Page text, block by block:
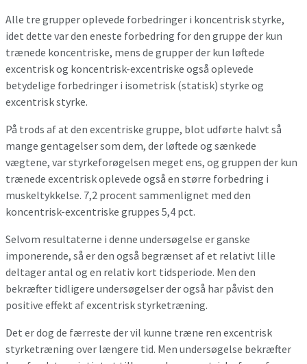
Alle tre grupper oplevede forbedringer i koncentrisk styrke,
idet dette var den eneste forbedring for den gruppe der kun
trænede koncentriske, mens de grupper der kun løftede
excentrisk og koncentrisk-excentriske også oplevede
betydelige forbedringer i isometrisk (statisk) styrke og
excentrisk styrke.
På trods af at den excentriske gruppe, blot udførte halvt så
mange gentagelser som dem, der løftede og sænkede
vægtene, var styrkeforøgelsen meget ens, og gruppen der kun
trænede excentrisk oplevede også en større forbedring i
muskeltykkelse. 7,2 procent sammenlignet med den
koncentrisk-excentriske gruppes 5,4 pct.
Selvom resultaterne i denne undersøgelse er ganske
imponerende, så er den også begrænset af et relativt lille
deltager antal og en relativ kort tidsperiode. Men den
bekræfter tidligere undersøgelser der også har påvist den
positive effekt af excentrisk styrketræning.
Det er dog de færreste der vil kunne træne ren excentrisk
styrketræning over længere tid. Men undersøgelse bekræfter